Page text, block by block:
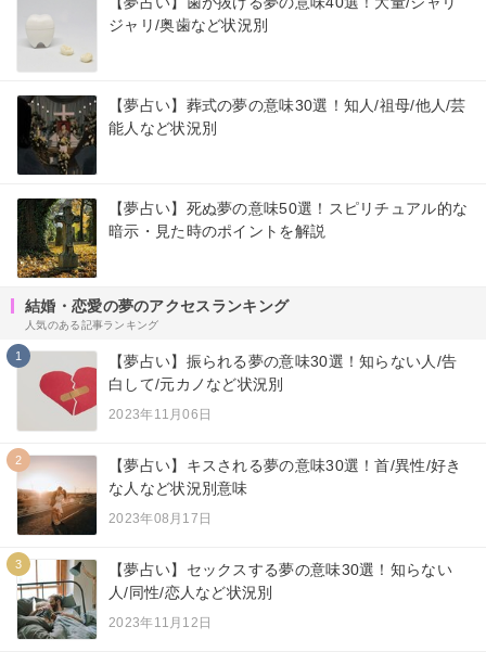
ジャリ/奥歯など状況別
【夢占い】葬式の夢の意味30選！知人/祖母/他人/芸
能人など状況別
【夢占い】死ぬ夢の意味50選！スピリチュアル的な
暗示・見た時のポイントを解説
結婚・恋愛の夢のアクセスランキング
人気のある記事ランキング
1
【夢占い】振られる夢の意味30選！知らない人/告
白して/元カノなど状況別
2023年11月06日
2
【夢占い】キスされる夢の意味30選！首/異性/好き
な人など状況別意味
2023年08月17日
3
【夢占い】セックスする夢の意味30選！知らない
人/同性/恋人など状況別
2023年11月12日